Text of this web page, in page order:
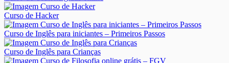
Curso de Hacker
Curso de Inglês para iniciantes – Primeiros Passos
Curso de Inglês para Crianças